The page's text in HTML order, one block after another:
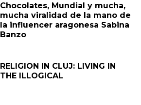
Chocolates, Mundial y mucha,
mucha viralidad de la mano de
la influencer aragonesa Sabina
Banzo
RELIGION IN CLUJ: LIVING IN
THE ILLOGICAL